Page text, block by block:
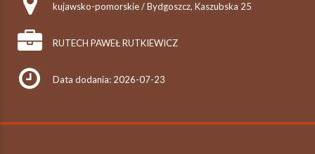
kujawsko-pomorskie / Bydgoszcz, Kaszubska 25
RUTECH PAWEŁ RUTKIEWICZ
Data dodania: 2026-07-23